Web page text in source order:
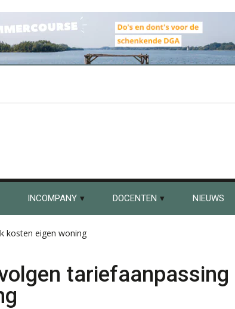
INCOMPANY DOCENTEN NIEUWS
kosten eigen woning
tariefaanpassing